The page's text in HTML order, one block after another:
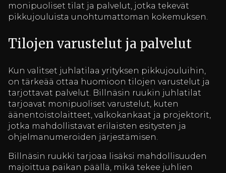
monipuoliset tilat ja palvelut, jotka tekevät
pikkujouluista unohtumattoman kokemuksen.
Tilojen varustelut ja palvelut
Kun valitset juhlatilaa yrityksen pikkujouluihin,
on tärkeää ottaa huomioon tilojen varustelut ja
tarjottavat palvelut. Billnäsin ruukin juhlatilat
tarjoavat monipuoliset varustelut, kuten
äänentoistolaitteet, valkokankaat ja projektorit,
jotka mahdollistavat erilaisten esitysten ja
ohjelmanumeroiden järjestämisen.
Billnäsin ruukki tarjoaa lisäksi mahdollisuuden
majoittua paikan päällä, mikä tekee juhlien